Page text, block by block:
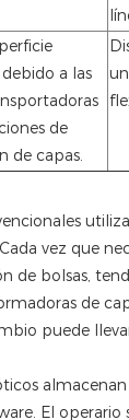
a las
de
de capas.
vez que
de bolsas,
de
puede
El operario